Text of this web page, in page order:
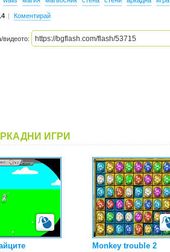
Коментирай
видеото:
ИГРИ
Monkey trouble 2